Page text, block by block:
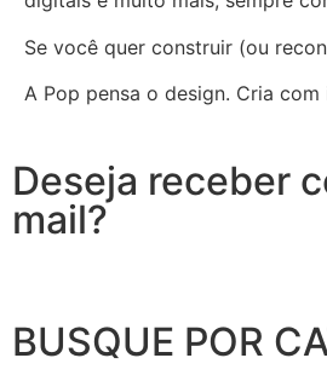
Se você quer construir (ou
A Pop pensa o design. Cria
Deseja receber
mail?
BUSQUE POR